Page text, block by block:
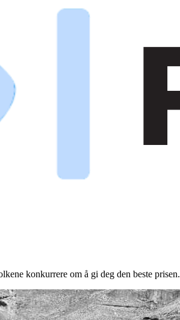
konkurrere om å gi deg den beste prisen.